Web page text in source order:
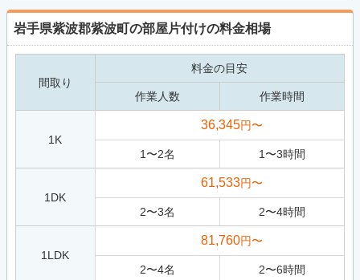
岩手県紫波郡紫波町の部屋片付けの料金相場
間取り
料金の目安
作業人数 作業時間
1K
36,345円〜
1 〜2名 1 〜3時間
1DK
61,533円〜
2〜3名 2〜4時間
1LDK
81,760円〜
2〜4名 2〜6時間